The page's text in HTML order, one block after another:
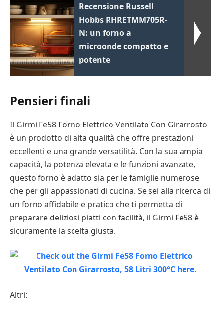
Recensione Russell
Hobbs RHRETMM705R-
N: un forno a
microonde compatto e
potente
Pensieri finali
Il Girmi Fe58 Forno Elettrico Ventilato Con Girarrosto
è un prodotto di alta qualità che offre prestazioni
eccellenti e una grande versatilità. Con la sua ampia
capacità, la potenza elevata e le funzioni avanzate,
questo forno è adatto sia per le famiglie numerose
che per gli appassionati di cucina. Se sei alla ricerca di
un forno affidabile e pratico che ti permetta di
preparare deliziosi piatti con facilità, il Girmi Fe58 è
sicuramente la scelta giusta.
Altri: